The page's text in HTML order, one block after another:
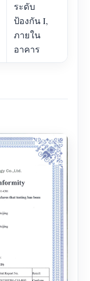
ระดับ
ป้องกัน I,
ภายใน
อาคาร